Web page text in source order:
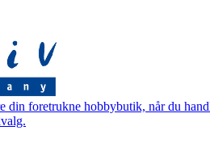
foretrukne hobbybutik, når du